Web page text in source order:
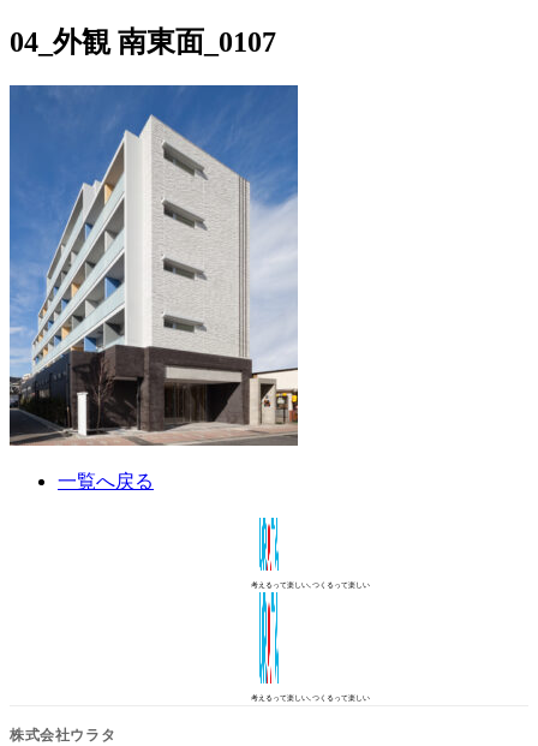
04_外観 南東面_0107
一覧へ戻る
考えるって楽しい､つくるって楽しい
考えるって楽しい､つくるって楽しい
株式会社ウラタ